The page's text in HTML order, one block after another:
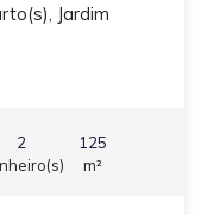
Jardim
2
125
m²